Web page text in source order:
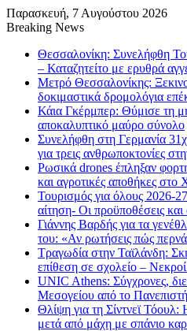
Παρασκευή, 7 Αυγούστου 2026
Breaking News
Θεσσαλονίκη: Συνελήφθη
– Καταζητείτο με ερυθρά
Μετρό Θεσσαλονίκης:
δοκιμαστικά δρομολόγια
Κάια Γκέρμπερ: Θύμισε τη
αποκαλυπτικό μαύρο σύνολο
Συνελήφθη στη Γερμανία
για τρεις ανθρωποκτονίες
Ρωσικά drones έπληξαν
και αγροτικές αποθήκες στο
Τουρισμός για όλους
αίτηση- Οι προϋποθέσεις και
Γιάννης Βαρδής για τα
του: «Αν ρωτήσεις πώς
Τραγωδία στην Ταϊλάνδη:
επίθεση σε σχολείο –
UNIC Athens: Σύγχρονες,
Μεσογείου από το
Θλίψη για τη Σίντνεϊ
μετά από μάχη με σπάνιο